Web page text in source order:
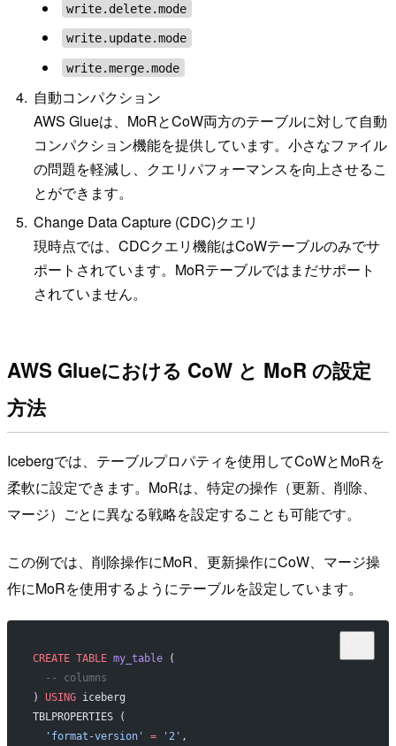
write.delete.mode
write.update.mode
write.merge.mode
自動コンパクション
AWS Glueは、MoRとCoW両方のテーブルに対して自動
コンパクション機能を提供しています。小さなファイル
の問題を軽減し、クエリパフォーマンスを向上させるこ
とができます。
Change Data Capture (CDC)クエリ
現時点では、CDCクエリ機能はCoWテーブルのみでサ
ポートされています。MoRテーブルではまだサポート
されていません。
AWS Glueにおける CoW と MoR の設定
方法
Icebergでは、テーブルプロパティを使用してCoWとMoRを
柔軟に設定できます。MoRは、特定の操作（更新、削除、
マージ）ごとに異なる戦略を設定することも可能です。
この例では、削除操作にMoR、更新操作にCoW、マージ操
作にMoRを使用するようにテーブルを設定しています。
CREATE TABLE my_table (
  -- columns
) USING iceberg
TBLPROPERTIES (
  'format-version'
= '2' ,